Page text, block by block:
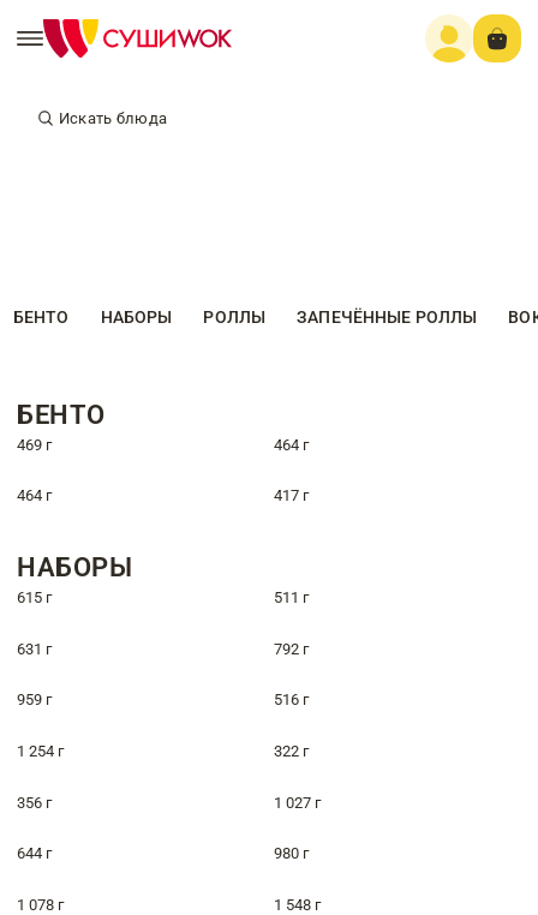
Искать блюда
БЕНТО НАБОРЫ РОЛЛЫ ЗАПЕЧЁННЫЕ РОЛЛЫ
БЕНТО
469 г 464 г
464 г 417 г
НАБОРЫ
615 г 511 г
631 г 792 г
959 г 516 г
1 254 г 322 г
356 г 1 027 г
644 г 980 г
1 078 г 1 548 г